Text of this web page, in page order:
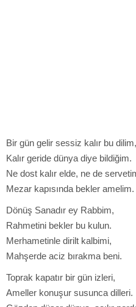
Bir gün gelir sessiz kalır bu dilim,
Kalır geride dünya diye bildiğim.
Ne dost kalır elde, ne de
Mezar kapısında bekler amelim.
Dönüş Sanadır ey Rabbim,
Rahmetini bekler bu kulun.
Merhametinle dirilt kalbimi,
Mahşerde aciz bırakma beni.
Toprak kapatır bir gün izleri,
Ameller konuşur susunca dilleri.